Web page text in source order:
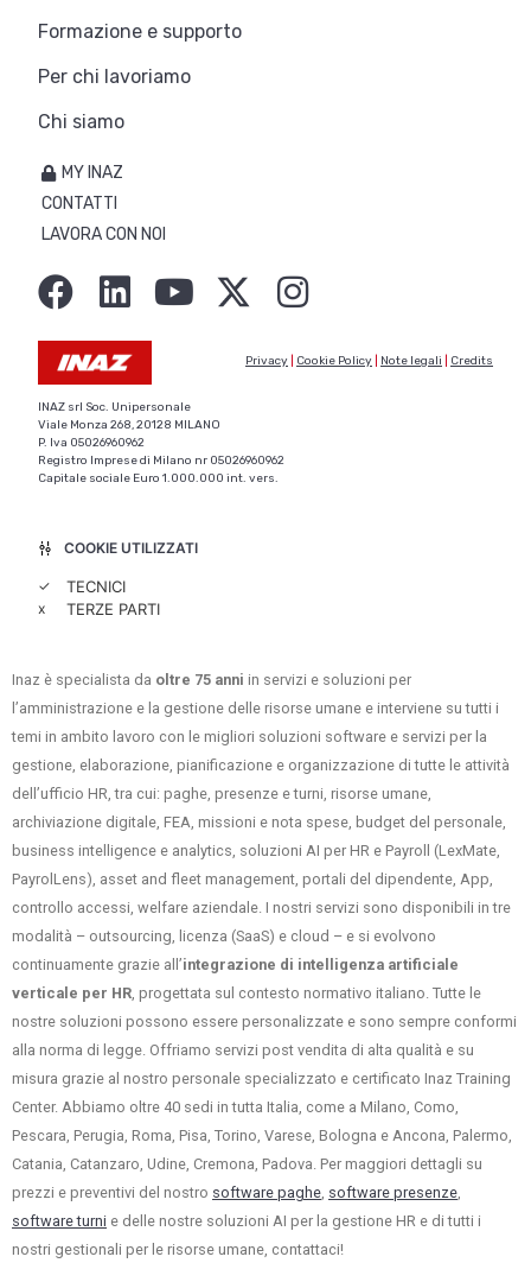
Formazione e supporto
Per chi lavoriamo
Chi siamo
MY INAZ
CONTATTI
LAVORA CON NOI
Privacy Cookie Policy Note legali Credits
INAZ srl Soc. Unipersonale
Viale Monza 268, 20128 MILANO
P. Iva 05026960962
Registro Imprese di Milano nr 05026960962
Capitale sociale Euro 1.000.000 int. vers.
COOKIE UTILIZZATI
✓ TECNICI
x TERZE PARTI
Inaz è specialista da oltre 75 anni in servizi e soluzioni per
l’amministrazione e la gestione delle risorse umane e interviene su tutti i
temi in ambito lavoro con le migliori soluzioni software e servizi per la
gestione, elaborazione, pianificazione e organizzazione di tutte le attività
dell’ufficio HR, tra cui: paghe, presenze e turni, risorse umane,
archiviazione digitale, FEA, missioni e nota spese, budget del personale,
business intelligence e analytics, soluzioni AI per HR e Payroll (LexMate,
PayrolLens), asset and fleet management, portali del dipendente, App,
controllo accessi, welfare aziendale. I nostri servizi sono disponibili in tre
modalità – outsourcing, licenza (SaaS) e cloud – e si evolvono
continuamente grazie all’integrazione di intelligenza artificiale
verticale per HR , progettata sul contesto normativo italiano. Tutte le
nostre soluzioni possono essere personalizzate e sono sempre conformi
alla norma di legge. Offriamo servizi post vendita di alta qualità e su
misura grazie al nostro personale specializzato e certificato Inaz Training
Center. Abbiamo oltre 40 sedi in tutta Italia, come a Milano, Como,
Pescara, Perugia, Roma, Pisa, Torino, Varese, Bologna e Ancona, Palermo,
Catania, Catanzaro, Udine, Cremona, Padova. Per maggiori dettagli su
prezzi e preventivi del nostro software paghe software presenze
software turni e delle nostre soluzioni AI per la gestione HR e di tutti i
nostri gestionali per le risorse umane, contattaci!